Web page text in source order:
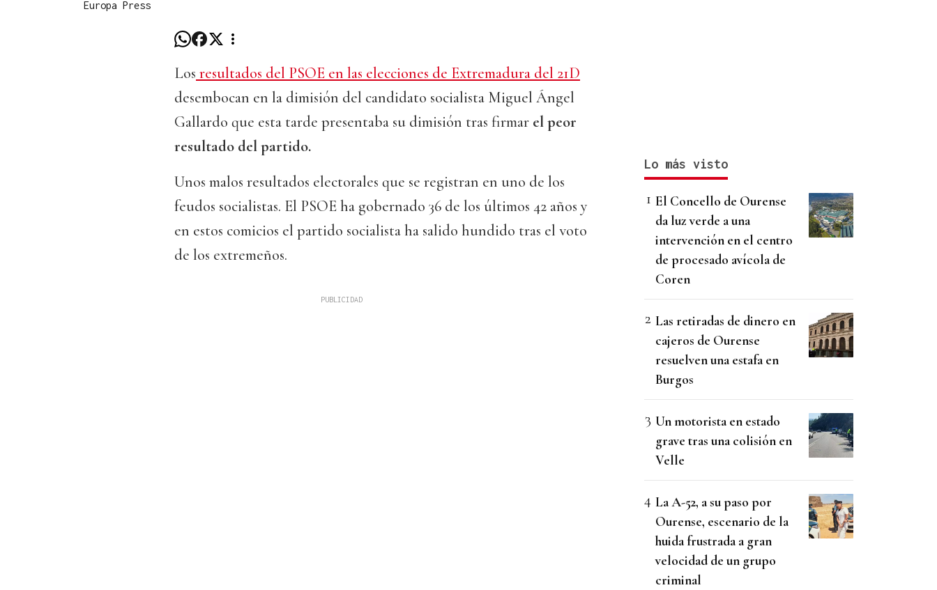
Europa Press
Los resultados del PSOE en las elecciones de Extremadura del 21D
desembocan en la dimisión del candidato socialista Miguel Ángel
Gallardo que esta tarde presentaba su dimisión tras firmar el peor
resultado del partido.
Unos malos resultados electorales que se registran en uno de los
feudos socialistas. El PSOE ha gobernado 36 de los últimos 42 años y
en estos comicios el partido socialista ha salido hundido tras el voto
de los extremeños.
Lo más visto
El Concello de Ourense
da luz verde a una
intervención en el centro
de procesado avícola de
Coren
Las retiradas de dinero en
cajeros de Ourense
resuelven una estafa en
Burgos
Un motorista en estado
grave tras una colisión en
Velle
La A-52, a su paso por
Ourense, escenario de la
huida frustrada a gran
velocidad de un grupo
criminal